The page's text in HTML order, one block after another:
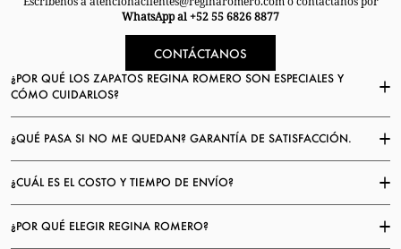
WhatsApp al +52 55 6826 8877
CONTÁCTANOS
¿POR QUÉ LOS ZAPATOS REGINA ROMERO SON ESPECIALES Y
CÓMO CUIDARLOS?
¿QUÉ PASA SI NO ME QUEDAN? GARANTÍA DE SATISFACCIÓN.
¿CUÁL ES EL COSTO Y TIEMPO DE ENVÍO?
¿POR QUÉ ELEGIR REGINA ROMERO?